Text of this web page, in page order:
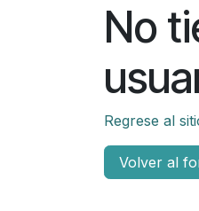
No
Regrese al
Volver al